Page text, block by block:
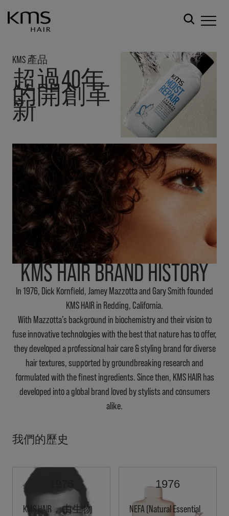
KMS 產品
超過40年
的開創革
新
KMS HAIR BRAND HISTORY
In 1976, Dick Kornfield, Jamey Mazzotta and Gary Smith founded
KMS HAIR in Redding, California.
With Mazzotta’s background in biochemistry and their vision to
fuse innovative technologies with the best that nature has to offer,
they developed a professional hair care & styling brand for diverse
hair textures, supported by groundbreaking research and
formulated with the finest ingredients. Since then, KMS HAIR has
developed into a global brand loved by stylists and consumers
alike.
我們的歷史
KMS HAIR，由生物
1976
NEFA (Natural Essential